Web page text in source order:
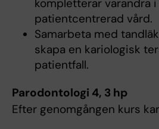
kompletterar varandra
patientcentrerad vård.
Samarbeta med
skapa en kariologisk
patientfall.
Parodontologi 4, 3 hp
Efter genomgången kurs